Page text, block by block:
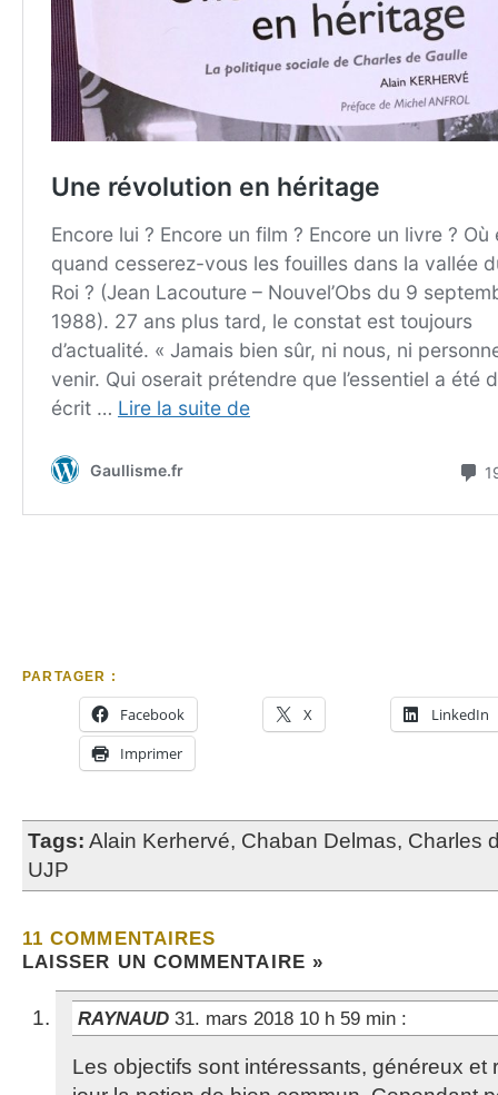
PARTAGER :
Facebook X
LinkedIn
Imprimer
Tags: Alain Kerhervé, Chaban Delmas, Charles
UJP
11 COMMENTAIRES
LAISSER UN COMMENTAIRE »
RAYNAUD 31. mars 2018 10 h 59 min :
Les objectifs sont intéressants, généreux et